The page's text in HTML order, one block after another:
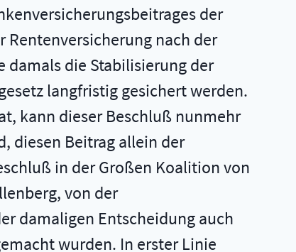
der
Rentenversicherung nach der
damals die Stabilisierung der
langfristig gesichert werden.
kann dieser Beschluß nunmehr
diesen Beitrag allein der
in der Großen Koalition von
von der
damaligen Entscheidung auch
wurden. In erster Linie